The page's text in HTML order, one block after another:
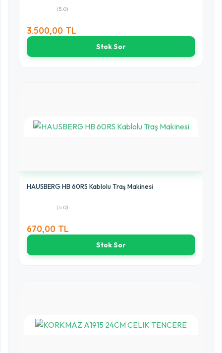
(5.0)
3.500,00 TL
Stok Sor
HAUSBERG HB 60RS Kablolu Traş Makinesi
(5.0)
670,00 TL
Stok Sor